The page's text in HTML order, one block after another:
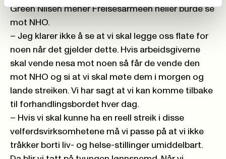
Green Nilsen mener Frelsesarmeen heller burde se
mot NHO.
– Jeg klarer ikke å se at vi skal legge oss flate for
noen når det gjelder dette. Hvis arbeidsgiverne
skal vende nesa mot noen så får de vende den
mot NHO og si at vi skal møte dem i morgen og
lande streiken. Vi har sagt at vi kan komme tilbake
til forhandlingsbordet hver dag.
– Hvis vi skal kunne ha en reell streik i disse
velferdsvirksomhetene må vi passe på at vi ikke
tråkker borti liv- og helse-stillinger umiddelbart.